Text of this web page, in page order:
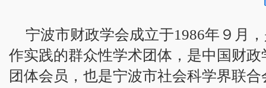
宁波市财政学会成立于1986年９月
作实践的群众性学术团体，是中国财
团体会员，也是宁波市社会科学界联